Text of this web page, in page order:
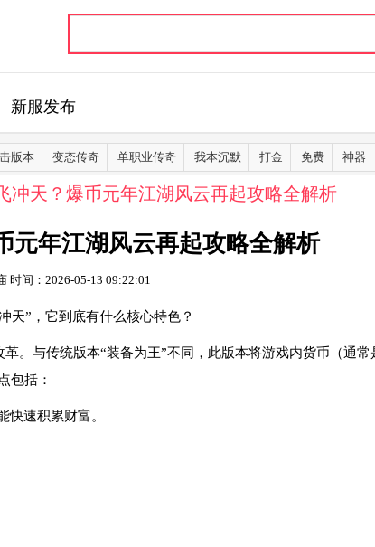
新服发布
版本 变态传奇 单职业传奇 我本沉默 打金 免费 神器
冲天？爆币元年江湖风云再起攻略全解析
元年江湖风云再起攻略全解析
时间：2026-05-13 09:22:01
天”，它到底有什么核心特色？
。与传统版本“装备为王”不同，此版本将游戏内货币（通常
包括：
快速积累财富。